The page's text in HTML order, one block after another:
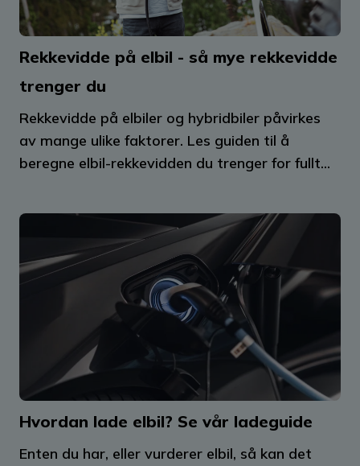
Rekkevidde på elbil - så mye rekkevidde
trenger du
Rekkevidde på elbiler og hybridbiler påvirkes
av mange ulike faktorer. Les guiden til å
beregne elbil-rekkevidden du trenger for fullt...
Hvordan lade elbil? Se vår ladeguide
Enten du har, eller vurderer elbil, så kan det